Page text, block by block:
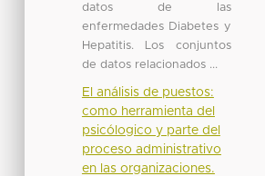
datos de las
enfermedades Diabetes y
Hepatitis. Los conjuntos
de datos relacionados ...
El análisis de puestos:
como herramienta del
psicólogico y parte del
proceso administrativo
en las organizaciones.